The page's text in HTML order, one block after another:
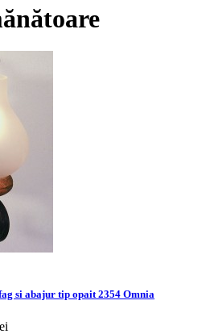
si abajur tip opait 2354 Omnia